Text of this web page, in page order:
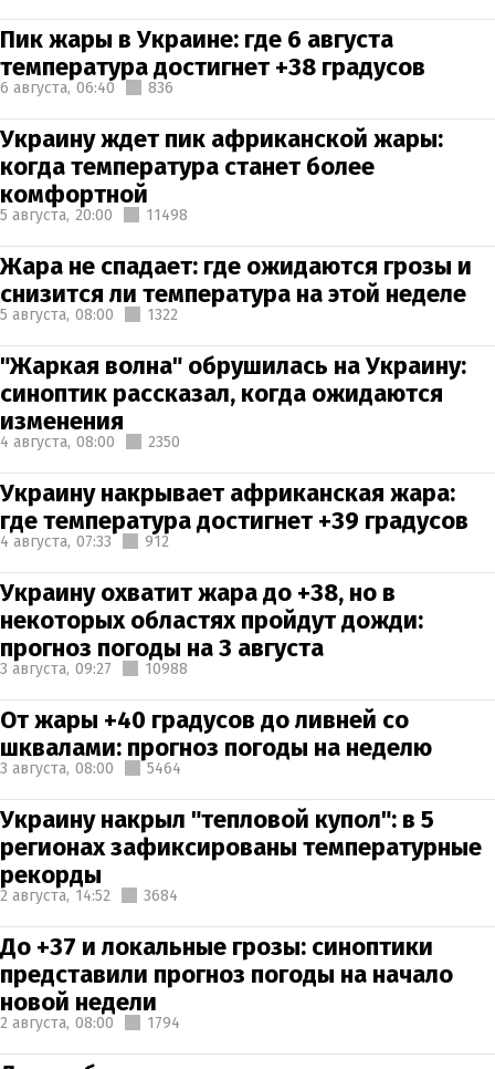
Пик жары в Украине: где 6 августа
температура достигнет +38 градусов
6 августа, 06:40 836
Украину ждет пик африканской жары:
когда температура станет более
комфортной
5 августа, 20:00 11498
Жара не спадает: где ожидаются грозы и
снизится ли температура на этой неделе
5 августа, 08:00 1322
"Жаркая волна" обрушилась на Украину:
синоптик рассказал, когда ожидаются
изменения
4 августа, 08:00 2350
Украину накрывает африканская жара:
где температура достигнет +39 градусов
4 августа, 07:33 912
Украину охватит жара до +38, но в
некоторых областях пройдут дожди:
прогноз погоды на 3 августа
3 августа, 09:27 10988
От жары +40 градусов до ливней со
шквалами: прогноз погоды на неделю
3 августа, 08:00 5464
Украину накрыл "тепловой купол": в 5
регионах зафиксированы температурные
рекорды
2 августа, 14:52 3684
До +37 и локальные грозы: синоптики
представили прогноз погоды на начало
новой недели
2 августа, 08:00 1794